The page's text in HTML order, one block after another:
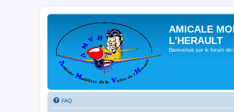
AMICALE
L'HERAULT
Bienvenue sur le forum de
FAQ